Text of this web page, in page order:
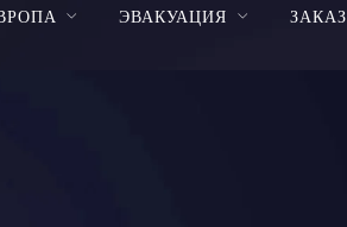
ЭВАКУАЦИЯ ЗАКАЗ